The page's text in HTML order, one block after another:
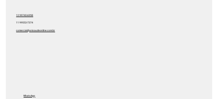
12 99740-6958
11 99553-7374
comercial@unisaudeonline.com.br
WhatsApp